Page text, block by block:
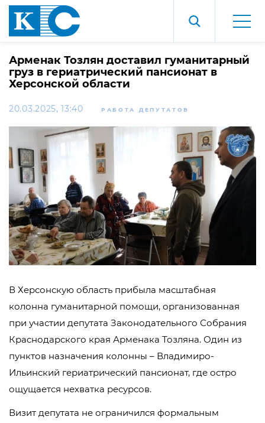
Арменак Тозлян доставил гуманитарный
груз в гериатрический пансионат в
Херсонской области
20.03.2025, 13:40 РАБОТА ДЕПУТАТОВ
В Херсонскую область прибыла масштабная
колонна гуманитарной помощи, организованная
при участии депутата Законодательного Собрания
Краснодарского края Арменака Тозляна. Один из
пунктов назначения колонны – Владимиро-
Ильинский гериатрический пансионат, где остро
ощущается нехватка ресурсов.
Визит депутата не ограничился формальным